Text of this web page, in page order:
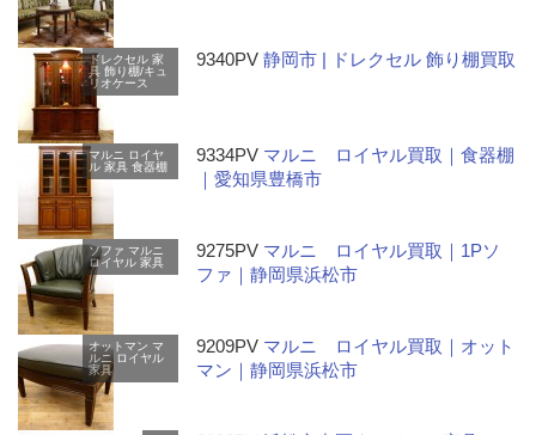
ドレクセル 家
具 飾り棚/キュ
リオケース
9340PV静岡市 | ドレクセル 飾り棚買取
マルニ ロイヤ
ル 家具 食器棚
9334PV マルニ ロイヤル買取｜食器棚
｜愛知県豊橋市
ソファ マルニ
ロイヤル 家具
9275PV マルニ ロイヤル買取｜1Pソ
ファ｜静岡県浜松市
オットマン マ
ルニ ロイヤル
家具
9209PV マルニ ロイヤル買取｜オット
マン｜静岡県浜松市